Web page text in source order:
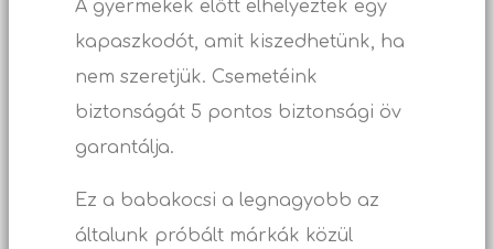
A gyermekek előtt elhelyeztek egy
kapaszkodót, amit kiszedhetünk, ha
nem szeretjük. Csemetéink
biztonságát 5 pontos biztonsági öv
garantálja.
Ez a babakocsi a legnagyobb az
általunk próbált márkák közül